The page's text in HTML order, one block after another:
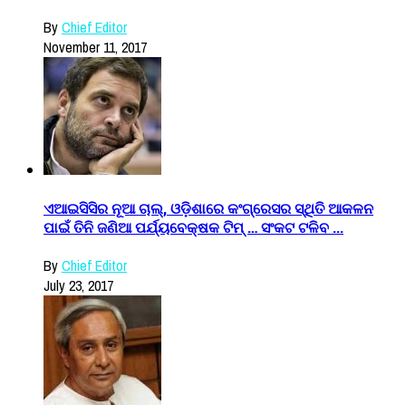
ByChief Editor
November 11, 2017
ଏଆଇସିସିର ନୂଆ ଚାଲ୍, ଓଡ଼ିଶାରେ କଂଗ୍ରେସର ସ୍ଥିତି ଆକଳନ
ପାଇଁ ତିନି ଜଣିଆ ପର୍ଯ୍ୟବେକ୍ଷକ ଟିମ୍ … ସଂକଟ ଟଳିବ ...
ByChief Editor
July 23, 2017